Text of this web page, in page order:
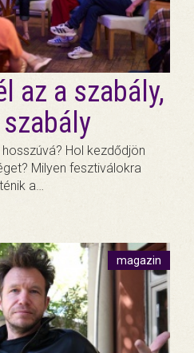
az a szabály,
Hol kezdődjön
Milyen fesztiválokra
a…
magazin